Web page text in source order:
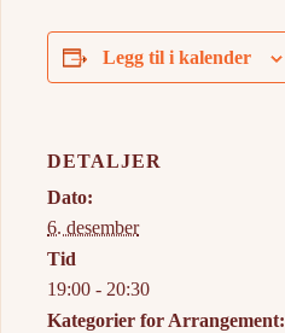
Legg til i kalender
DETALJER
Dato:
6. desember
Tid
19:00 - 20:30
Kategorier for Arrangement: